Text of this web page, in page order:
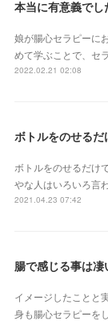
本当に有意義で
娘が腸心セラピーに
めて学ぶことで、セ
2022.02.21 02:08
ボトルをのせるだけ
やな人はいろいろ言
2021.04.23 07:42
腸で感じる事は
イメージしたことと
身も腸心セラピーを